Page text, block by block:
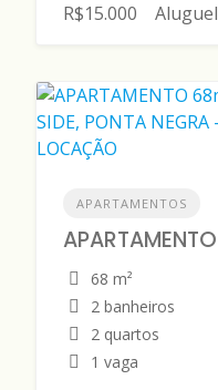
R$15.000 Aluguel
APARTAMENTOS
68 m²
2 banheiros
2 quartos
1 vaga